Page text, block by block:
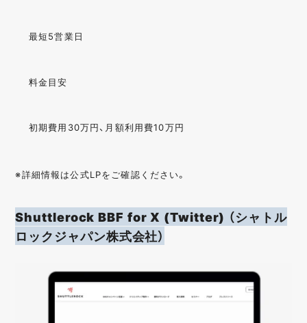
最短5営業日
料金目安
初期費用30万円、月額利用費10万円
※詳細情報は公式LPをご確認ください。
Shuttlerock BBF for X (Twitter) （シャトル
ロックジャパン株式会社）